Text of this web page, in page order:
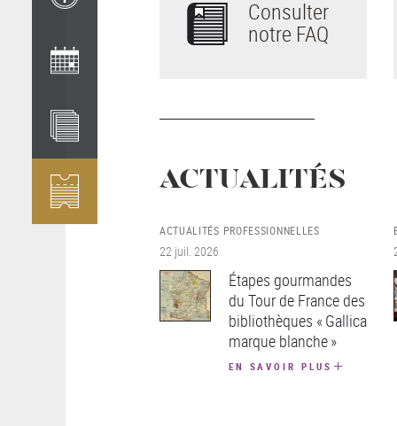
Consulter
notre FAQ
ACTUALITÉS
ACTUALITÉS PROFESSIONNELLES
22 juil. 2026
Étapes gourmandes
du Tour de France des
bibliothèques « Gallica
marque blanche »
EN SAVOIR PLUS